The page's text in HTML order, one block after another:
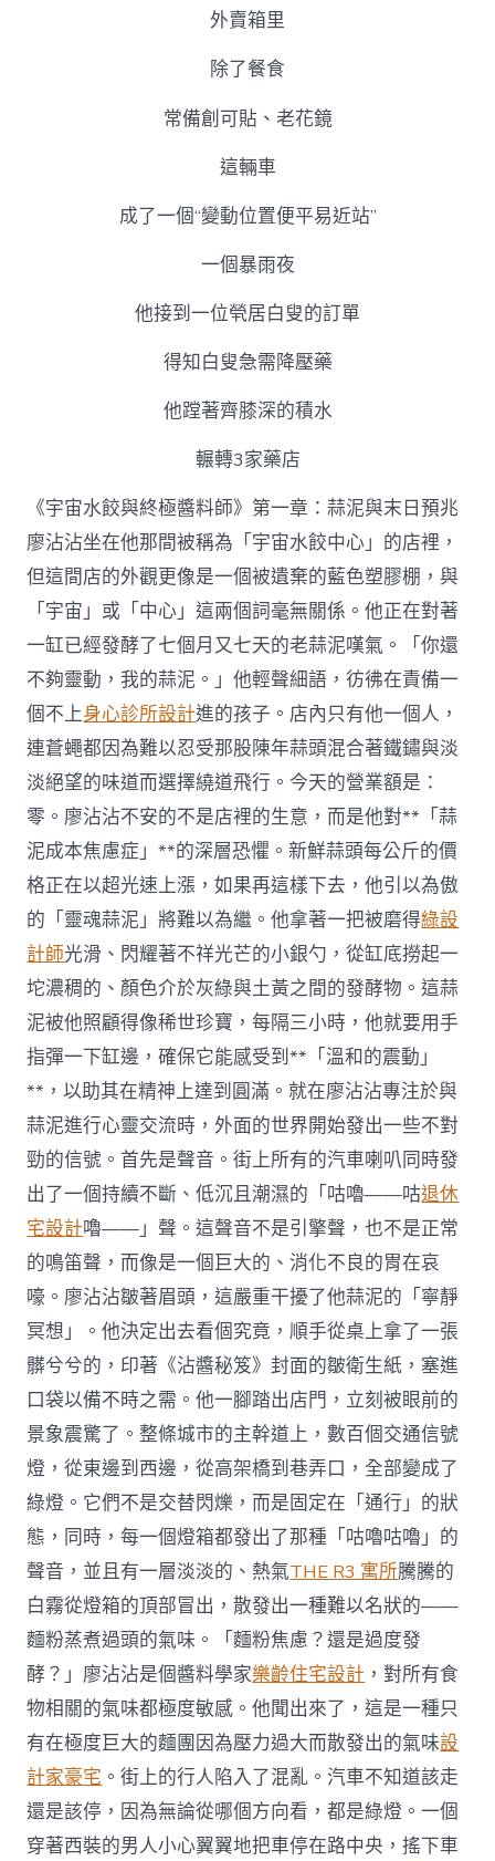
外賣箱里
除了餐食
常備創可貼、老花鏡
這輛車
成了一個“變動位置便平易近站”
一個暴雨夜
他接到一位煢居白叟的訂單
得知白叟急需降壓藥
他蹚著齊膝深的積水
輾轉3家藥店
《宇宙水餃與終極醬料師》第一章：蒜泥與末日預兆
廖沾沾坐在他那間被稱為「宇宙水餃中心」的店裡，
但這間店的外觀更像是一個被遺棄的藍色塑膠棚，與
「宇宙」或「中心」這兩個詞毫無關係。他正在對著
一缸已經發酵了七個月又七天的老蒜泥嘆氣。「你還
不夠靈動，我的蒜泥。」他輕聲細語，彷彿在責備一
個不上身心診所設計進的孩子。店內只有他一個人，
連蒼蠅都因為難以忍受那股陳年蒜頭混合著鐵鏽與淡
淡絕望的味道而選擇繞道飛行。今天的營業額是：
零。廖沾沾不安的不是店裡的生意，而是他對**「蒜
泥成本焦慮症」**的深層恐懼。新鮮蒜頭每公斤的價
格正在以超光速上漲，如果再這樣下去，他引以為傲
的「靈魂蒜泥」將難以為繼。他拿著一把被磨得綠設
計師光滑、閃耀著不祥光芒的小銀勺，從缸底撈起一
坨濃稠的、顏色介於灰綠與土黃之間的發酵物。這蒜
泥被他照顧得像稀世珍寶，每隔三小時，他就要用手
指彈一下缸邊，確保它能感受到**「溫和的震動」
**，以助其在精神上達到圓滿。就在廖沾沾專注於與
蒜泥進行心靈交流時，外面的世界開始發出一些不對
勁的信號。首先是聲音。街上所有的汽車喇叭同時發
出了一個持續不斷、低沉且潮濕的「咕嚕——咕退休
宅設計嚕——」聲。這聲音不是引擎聲，也不是正常
的鳴笛聲，而像是一個巨大的、消化不良的胃在哀
嚎。廖沾沾皺著眉頭，這嚴重干擾了他蒜泥的「寧靜
冥想」。他決定出去看個究竟，順手從桌上拿了一張
髒兮兮的，印著《沾醬秘笈》封面的皺衛生紙，塞進
口袋以備不時之需。他一腳踏出店門，立刻被眼前的
景象震驚了。整條城市的主幹道上，數百個交通信號
燈，從東邊到西邊，從高架橋到巷弄口，全部變成了
綠燈。它們不是交替閃爍，而是固定在「通行」的狀
態，同時，每一個燈箱都發出了那種「咕嚕咕嚕」的
聲音，並且有一層淡淡的、熱氣THE R3 寓所騰騰的
白霧從燈箱的頂部冒出，散發出一種難以名狀的——
麵粉蒸煮過頭的氣味。「麵粉焦慮？還是過度發
酵？」廖沾沾是個醬料學家樂齡住宅設計 ，對所有食
物相關的氣味都極度敏感。他聞出來了，這是一種只
有在極度巨大的麵團因為壓力過大而散發出的氣味設
計家豪宅 。街上的行人陷入了混亂。汽車不知道該走
還是該停，因為無論從哪個方向看，都是綠燈。一個
穿著西裝的男人小心翼翼地把車停在路中央，搖下車